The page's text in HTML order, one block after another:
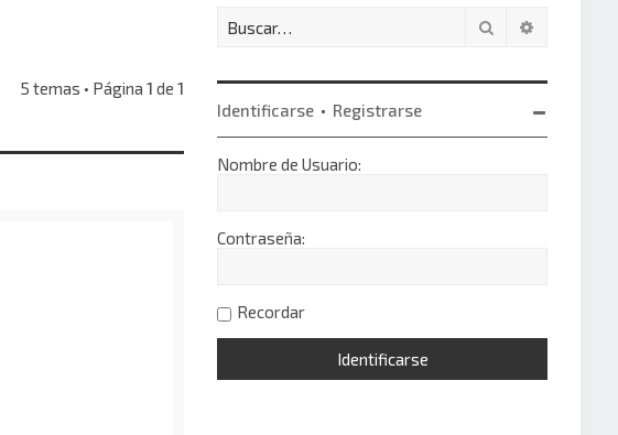
5 temas • Página1 de1
Buscar
Identificarse • Registrarse
Nombre de Usuario:
Contraseña:
Recordar